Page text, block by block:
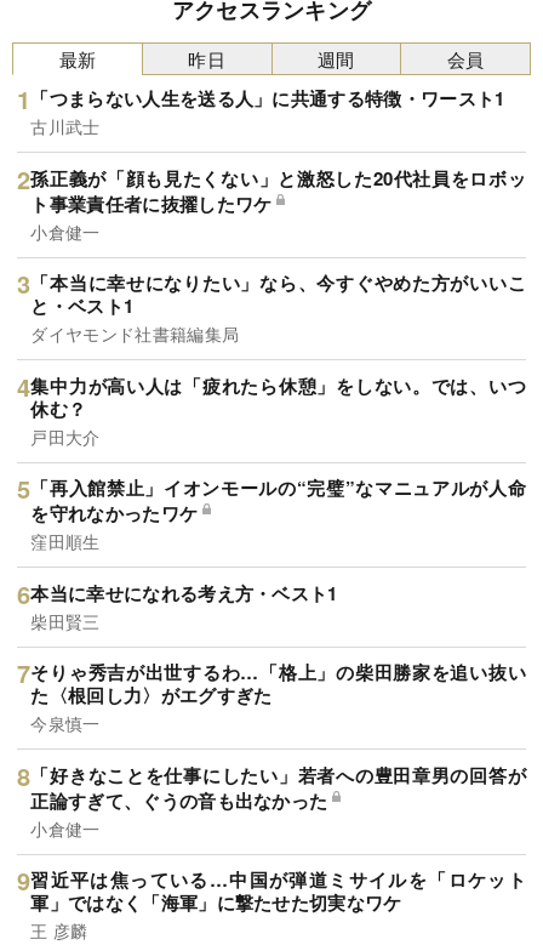
アクセスランキング
最新
「つまらない人生を送る人」に共通する特徴・ワースト1
古川武士
孫正義が「顔も見たくない」と激怒した20代社員をロボッ
ト事業責任者に抜擢したワケ
小倉健一
「本当に幸せになりたい」なら、今すぐやめた方がいいこ
と・ベスト1
ダイヤモンド社書籍編集局
集中力が高い人は「疲れたら休憩」をしない。では、いつ
休む？
戸田大介
「再入館禁止」イオンモールの“完璧”なマニュアルが人命
を守れなかったワケ
窪田順生
本当に幸せになれる考え方・ベスト1
柴田賢三
そりゃ秀吉が出世するわ…「格上」の柴田勝家を追い抜い
た〈根回し力〉がエグすぎた
今泉慎一
「好きなことを仕事にしたい」若者への豊田章男の回答が
正論すぎて、ぐうの音も出なかった
小倉健一
習近平は焦っている…中国が弾道ミサイルを「ロケット
軍」ではなく「海軍」に撃たせた切実なワケ
王 彦麟
昨日 週間 会員